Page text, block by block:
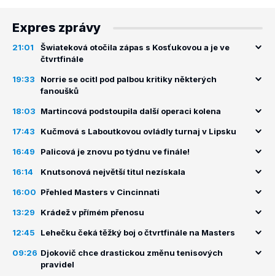
Expres zprávy
21:01
Šwiateková otočila zápas s Kosťukovou a je ve
čtvrtfinále
19:33
Norrie se ocitl pod palbou kritiky některých
fanoušků
18:03 Martincová podstoupila další operaci kolena
17:43 Kučmová s Laboutkovou ovládly turnaj v Lipsku
16:49 Palicová je znovu po týdnu ve finále!
16:14 Knutsonová největší titul nezískala
16:00 Přehled Masters v Cincinnati
13:29 Krádež v přímém přenosu
12:45 Lehečku čeká těžký boj o čtvrtfinále na Masters
09:26 Djokovič chce drastickou změnu tenisových
pravidel